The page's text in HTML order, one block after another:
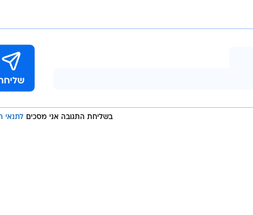
בשליחת התגובה אני מסכים לתנאי